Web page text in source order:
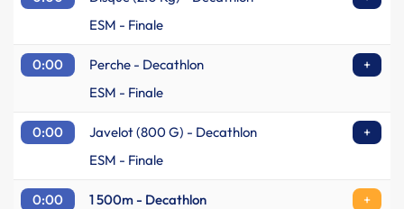
ESM - Finale
0:00 Perche - Decathlon
+
ESM - Finale
0:00 Javelot (800 G) - Decathlon
+
ESM - Finale
0:00 1 500m - Decathlon
+